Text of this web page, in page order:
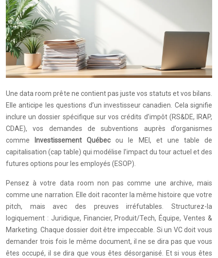
Une data room prête ne contient pas juste vos statuts et vos bilans.
Elle anticipe les questions d’un investisseur canadien. Cela signifie
inclure un dossier spécifique sur vos crédits d’impôt (RS&DE, IRAP,
CDAE), vos demandes de subventions auprès d’organismes
comme
Investissement Québecou le MEI, et une table de
capitalisation (cap table) qui modélise l’impact du tour actuel et des
futures options pour les employés (ESOP).
Pensez à votre data room non pas comme une archive, mais
comme une narration. Elle doit raconter la même histoire que votre
pitch, mais avec des preuves irréfutables. Structurez-la
logiquement : Juridique, Financier, Produit/Tech, Équipe, Ventes &
Marketing. Chaque dossier doit être impeccable. Si un VC doit vous
demander trois fois le même document, il ne se dira pas que vous
êtes occupé, il se dira que vous êtes désorganisé. Et si vous êtes